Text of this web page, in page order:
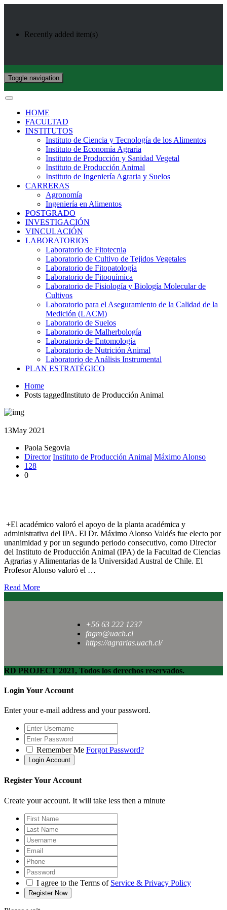
Recently added item(s)
Toggle navigation
HOME
FACULTAD
INSTITUTOS
Instituto de Ciencia y Tecnología de los Alimentos
Instituto de Economía Agraria
Instituto de Producción y Sanidad Vegetal
Instituto de Producción Animal
Instituto de Ingeniería Agraria y Suelos
CARRERAS
Agronomía
Ingeniería en Alimentos
POSTGRADO
INVESTIGACIÓN
VINCULACIÓN
LABORATORIOS
Laboratorio de Fitotecnia
Laboratorio de Cultivo de Tejidos Vegetales
Laboratorio de Fitopatología
Laboratorio de Fitoquímica
Laboratorio de Fisiología y Biología Molecular de
Cultivos
Laboratorio para el Aseguramiento de la Calidad de la
Medición (LACM)
Laboratorio de Suelos
Laboratorio de Malherbología
Laboratorio de Entomología
Laboratorio de Nutrición Animal
Laboratorio de Análisis Instrumental
PLAN ESTRATÉGICO
Home
Posts taggedInstituto de Producción Animal
13May 2021
Paola Segovia
Director Instituto de Producción Animal Máximo Alonso
128
0
+El académico valoró el apoyo de la planta académica y
administrativa del IPA. El Dr. Máximo Alonso Valdés fue electo por
unanimidad y por un segundo periodo consecutivo, como Director
del Instituto de Producción Animal (IPA) de la Facultad de Ciencias
Agrarias y Alimentarias de la Universidad Austral de Chile. El
Profesor Alonso valoró el …
Read More
+56 63 222 1237
fagro@uach.cl
https://agrarias.uach.cl/
RD PROJECT 2021, Todos los derechos reservados.
Login Your Account
Enter your e-mail address and your password.
Remember Me Forgot Password?
Register Your Account
Create your account. It will take less then a minute
I agree to the Terms of Service & Privacy Policy